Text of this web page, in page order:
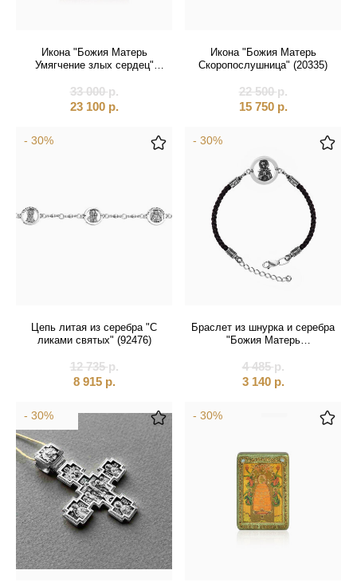
Икона "Божия Матерь
Умягчение злых сердец"
33 000р.
23 100 р.
Икона "Божия Матерь
Скоропослушница" (20335)
22 500р.
15 750 р.
- 30%
Цепь литая из серебра "С
ликами святых" (92476)
12 735р.
8 915 р.
- 30%
Браслет из шнурка и серебра
"Божия Матерь
4 485р.
3 140 р.
- 30% - 30%